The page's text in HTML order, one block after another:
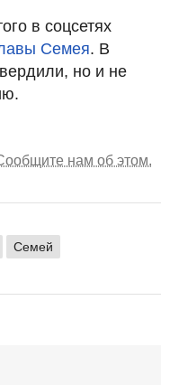
в соцсетях
Семея. В
но и не
нам об этом.
Семей